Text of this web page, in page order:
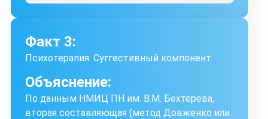
Факт 3:
Психотерапия: Суггестивный компонент
Объяснение:
По данным НМИЦ ПН им. В.М. Бехтерева,
вторая составляющая (метод Довженко или